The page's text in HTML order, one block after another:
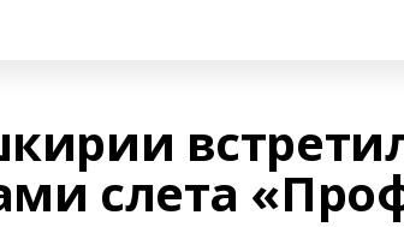
слета